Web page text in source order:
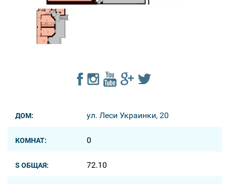
ДОМ: ул. Леси Украинки, 20
КОМНАТ: 0
S ОБЩАЯ: 72.10